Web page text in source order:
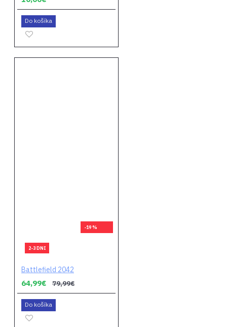
Do košíka
-19 %
2-3 DNI
Battlefield 2042
64,99€ 79,99€
Do košíka